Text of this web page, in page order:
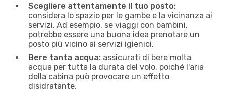
Scegliere attentamente il tuo posto:
considera lo spazio per le gambe e la vicinanza ai
servizi. Ad esempio, se viaggi con bambini,
potrebbe essere una buona idea prenotare un
posto più vicino ai servizi igienici.
Bere tanta acqua: assicurati di bere molta
acqua per tutta la durata del volo, poiché l'aria
della cabina può provocare un effetto
disidratante.